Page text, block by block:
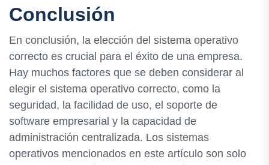
Conclusión
En conclusión, la elección del sistema operativo
correcto es crucial para el éxito de una empresa.
Hay muchos factores que se deben considerar al
elegir el sistema operativo correcto, como la
seguridad, la facilidad de uso, el soporte de
software empresarial y la capacidad de
administración centralizada. Los sistemas
operativos mencionados en este artículo son solo